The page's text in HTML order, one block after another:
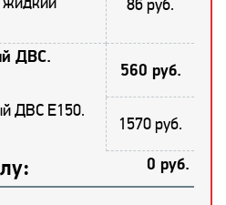
86 руб.
ДВС.
560 руб.
ДВС E150.
1570 руб.
0 руб.